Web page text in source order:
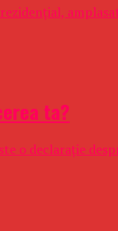
ta?
o declarație